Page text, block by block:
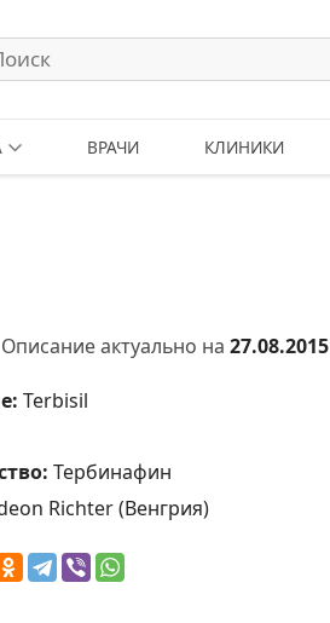
ВРАЧИ КЛИНИКИ
Описание актуально на 27.08.2015
Terbisil
Тербинафин
Richter (Венгрия)